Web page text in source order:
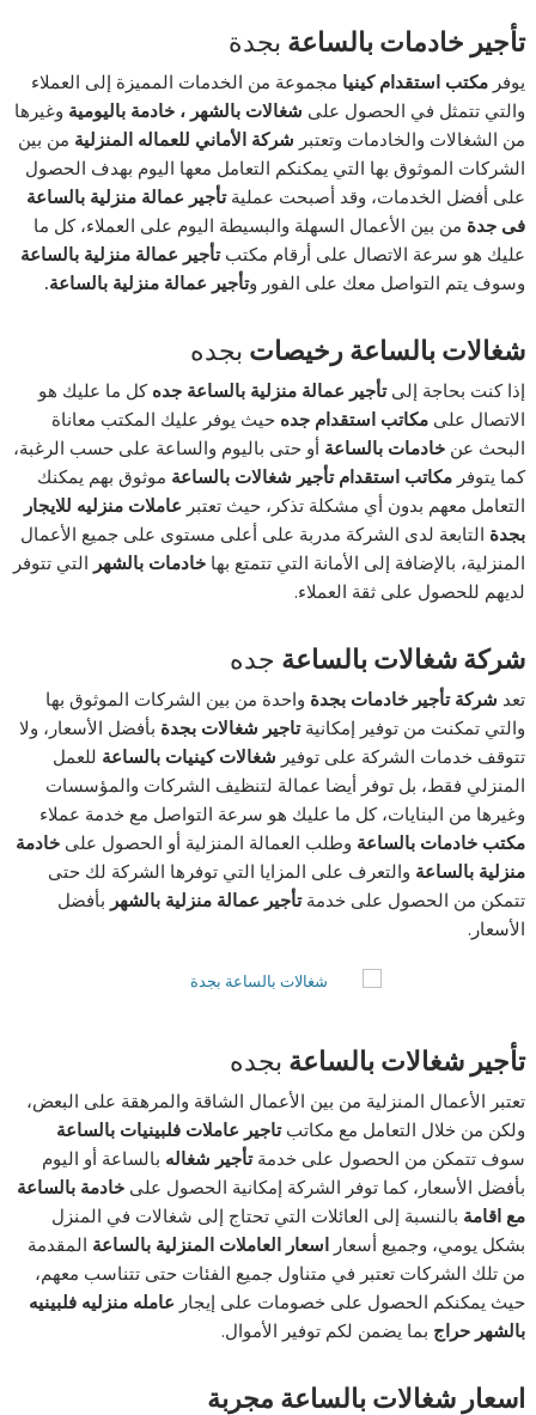
تأجير خادمات بالساعة بجدة
يوفرمكتب استقدام كينيا مجموعة من الخدمات المميزة إلى العملاء
والتي تتمثل في الحصول على شغالات بالشهر ، خادمة باليومية وغيرها
من الشغالات والخادمات وتعتبر شركة الأماني للعماله المنزلية من بين
الشركات الموثوق بها التي يمكنكم التعامل معها اليوم بهدف الحصول
على أفضل الخدمات، وقد أصبحت عمليةتأجير عمالة منزليةبالساعة
فى جدة من بين الأعمال السهلة والبسيطة اليوم على العملاء، كل ما
عليك هو سرعة الاتصال على أرقام مكتبتأجير عمالة منزليةبالساعة
وسوف يتم التواصل معك على الفور وتأجير عمالة منزليةبالساعة.
شغالات بالساعة رخيصات بجده
إذا كنت بحاجة إلىتأجير عمالة منزليةبالساعة جدهكل ما عليك هو
الاتصال علىمكاتب استقدام جده حيث يوفر عليك المكتب معاناة
البحث عنخادماتبالساعة أو حتى باليوم والساعة على حسب الرغبة،
كما يتوفرمكاتب استقدام تأجير شغالاتبالساعة موثوق بهم يمكنك
التعامل معهم بدون أي مشكلة تذكر، حيث تعتبر عاملات منزليه للايجار
بجدة التابعة لدى الشركة مدربة على أعلى مستوى على جميع الأعمال
المنزلية، بالإضافة إلى الأمانة التي تتمتع بهاخادمات بالشهر التي تتوفر
لديهم للحصول على ثقة العملاء.
شركة شغالات بالساعة جده
تعد شركة تأجير خادمات بجدة واحدة من بين الشركات الموثوق بها
والتي تمكنت من توفير إمكانيةتاجير شغالات بجدة بأفضل الأسعار، ولا
تتوقف خدمات الشركة على توفير شغالات كينياتبالساعة للعمل
المنزلي فقط، بل توفر أيضا عمالة لتنظيف الشركات والمؤسسات
وغيرها من البنايات، كل ما عليك هو سرعة التواصل مع خدمة عملاء
مكتب خادماتبالساعة وطلب العمالة المنزلية أو الحصول علىخادمة
منزليةبالساعة والتعرف على المزايا التي توفرها الشركة لك حتى
تتمكن من الحصول على خدمةتأجير عمالة منزلية بالشهر بأفضل
الأسعار.
تأجير شغالات بالساعة بجده
تعتبر الأعمال المنزلية من بين الأعمال الشاقة والمرهقة على البعض،
ولكن من خلال التعامل مع مكاتبتاجير عاملات فلبينياتبالساعة
سوف تتمكن من الحصول على خدمةتأجير شغاله بالساعة أو اليوم
بأفضل الأسعار، كما توفر الشركة إمكانية الحصول علىخادمةبالساعة
مع اقامة بالنسبة إلى العائلات التي تحتاج إلى شغالات في المنزل
بشكل يومي، وجميع أسعاراسعار العاملات المنزليةبالساعة المقدمة
من تلك الشركات تعتبر في متناول جميع الفئات حتى تتناسب معهم،
حيث يمكنكم الحصول على خصومات على إيجار عامله منزليه فلبينيه
بالشهر حراج بما يضمن لكم توفير الأموال.
اسعار شغالات بالساعة مجربة